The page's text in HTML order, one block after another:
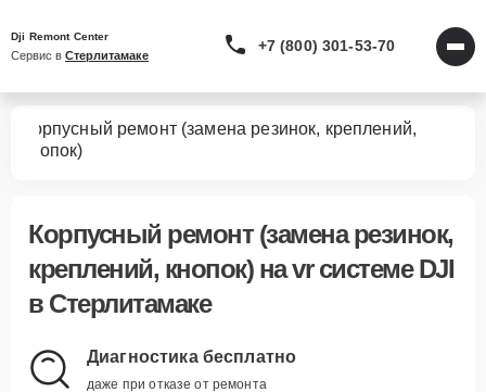
Dji Remont Center
Сервис в Стерлитамаке
+7 (800) 301-53-70
Корпусный ремонт (замена резинок, креплений,
кнопок)
Корпусный ремонт (замена резинок,
креплений, кнопок)на vr системе DJI
в Стерлитамаке
Диагностика бесплатно
даже при отказе от ремонта